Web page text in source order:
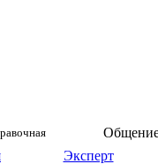
Эксперт